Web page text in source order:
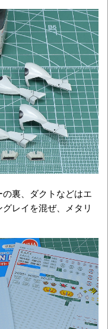
裏、ダクトなどはエ
レイを混ぜ、メタリ